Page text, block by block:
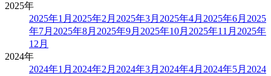
2025年
2025年1月 2025年2月 2025年3月 2025年4月 2025年6月 2025
年7月 2025年8月 2025年9月 2025年10月 2025年11月 2025年
12月
2024年
2024年1月 2024年2月 2024年3月 2024年4月 2024年5月 2024